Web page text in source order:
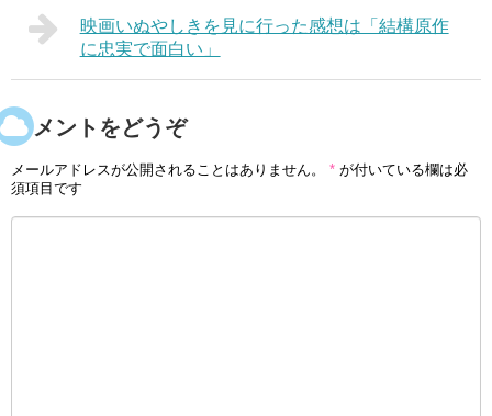
映画いぬやしきを見に行った感想は「結構原作
に忠実で面白い」
コメントをどうぞ
メールアドレスが公開されることはありません。 * が付いている欄は必
須項目です